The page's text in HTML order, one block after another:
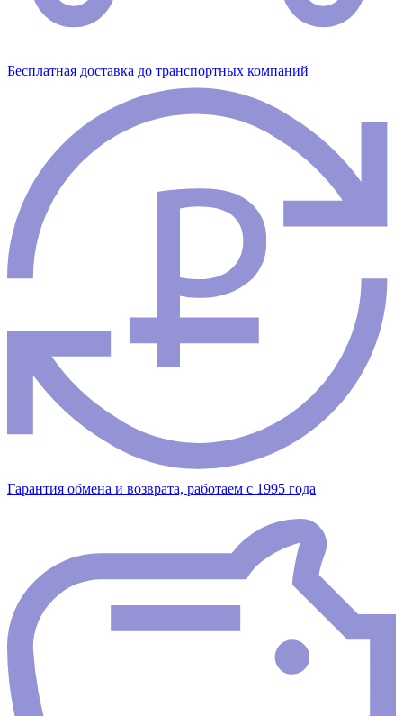
Бесплатная доставка до транспортных компаний
Гарантия обмена и возврата, работаем с 1995 года